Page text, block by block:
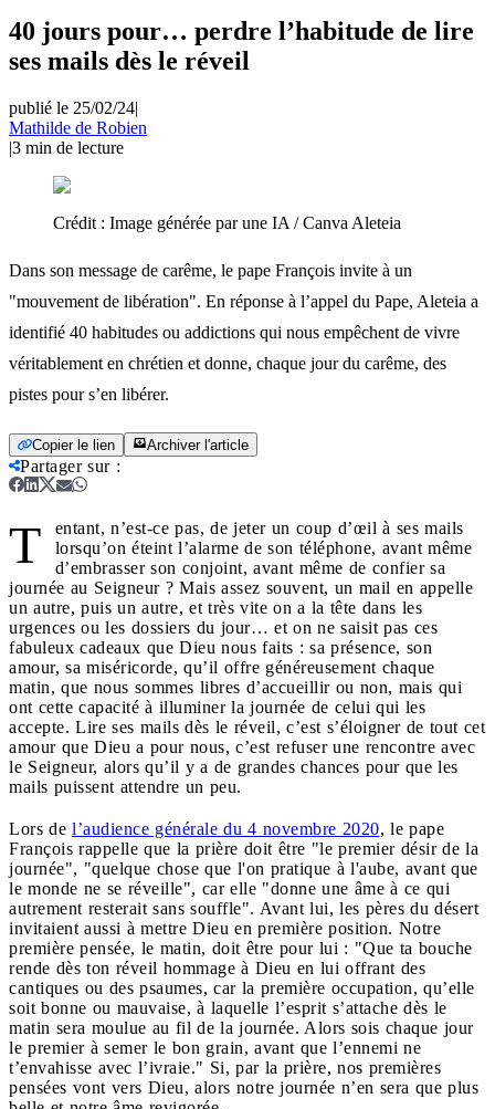
40 jours pour… perdre l’habitude de lire
ses mails dès le réveil
publié le 25/02/24|
Mathilde de Robien
|3 min de lecture
Crédit : Image générée par une IA / Canva Aleteia
Dans son message de carême, le pape François invite à un
"mouvement de libération". En réponse à l’appel du Pape, Aleteia a
identifié 40 habitudes ou addictions qui nous empêchent de vivre
véritablement en chrétien et donne, chaque jour du carême, des
pistes pour s’en libérer.
Copier le lien Archiver l'article
Partager sur:
T
entant, n’est-ce pas, de jeter un coup d’œil à ses mails
lorsqu’on éteint l’alarme de son téléphone, avant même
d’embrasser son conjoint, avant même de confier sa
journée au Seigneur ? Mais assez souvent, un mail en appelle
un autre, puis un autre, et très vite on a la tête dans les
urgences ou les dossiers du jour… et on ne saisit pas ces
fabuleux cadeaux que Dieu nous faits : sa présence, son
amour, sa miséricorde, qu’il offre généreusement chaque
matin, que nous sommes libres d’accueillir ou non, mais qui
ont cette capacité à illuminer la journée de celui qui les
accepte. Lire ses mails dès le réveil, c’est s’éloigner de tout cet
amour que Dieu a pour nous, c’est refuser une rencontre avec
le Seigneur, alors qu’il y a de grandes chances pour que les
mails puissent attendre un peu.
Lors de l’audience générale du 4 novembre 2020, le pape
François rappelle que la prière doit être "le premier désir de la
journée", "quelque chose que l'on pratique à l'aube, avant que
le monde ne se réveille", car elle "donne une âme à ce qui
autrement resterait sans souffle". Avant lui, les pères du désert
invitaient aussi à mettre Dieu en première position. Notre
première pensée, le matin, doit être pour lui : "Que ta bouche
rende dès ton réveil hommage à Dieu en lui offrant des
cantiques ou des psaumes, car la première occupation, qu’elle
soit bonne ou mauvaise, à laquelle l’esprit s’attache dès le
matin sera moulue au fil de la journée. Alors sois chaque jour
le premier à semer le bon grain, avant que l’ennemi ne
t’envahisse avec l’ivraie." Si, par la prière, nos premières
pensées vont vers Dieu, alors notre journée n’en sera que plus